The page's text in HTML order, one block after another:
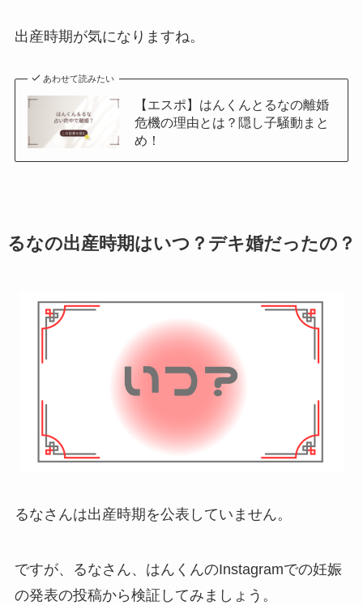
出産時期が気になりますね。
あわせて読みたい
【エスポ】はんくんとるなの離婚
危機の理由とは？隠し子騒動まと
め！
るなの出産時期はいつ？デキ婚だったの？
るなさんは出産時期を公表していません。
ですが、るなさん、はんくんのInstagramでの妊娠
の発表の投稿から検証してみましょう。